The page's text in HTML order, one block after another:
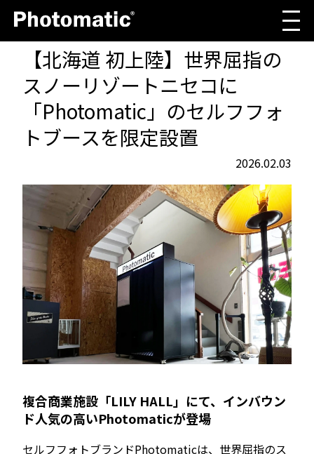
【北海道 初上陸】世界屈指の
スノーリゾートニセコに
「Photomatic」のセルフフォ
トブースを限定設置
2026.02.03
複合商業施設「LILY HALL」にて、インバウン
ド人気の高いPhotomaticが登場
セルフフォトブランドPhotomaticは、世界屈指のス